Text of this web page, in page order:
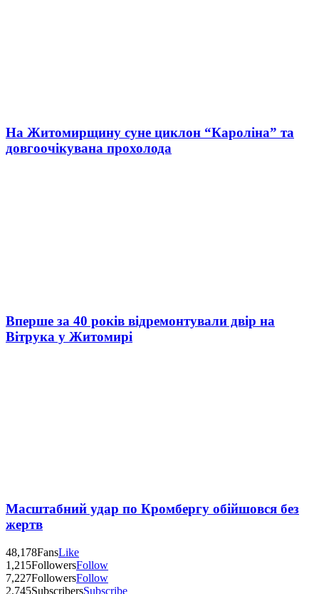
На Житомирщину суне циклон “Кароліна” та
довгоочікувана прохолода
Вперше за 40 років відремонтували двір на
Вітрука у Житомирі
Масштабний удар по Кромбергу обійшовся без
жертв
48,178FansLike
1,215FollowersFollow
7,227FollowersFollow
2,745SubscribersSubscribe